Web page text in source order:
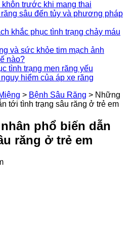
khôn trước khi mang thai
sâu đến tủy và phương pháp
khắc phục tình trạng chảy máu
và sức khỏe tim mạch ảnh
nào?
tình trạng men răng yếu
hiểm của áp xe răng
> Bệnh Sâu Răng > Những
tới tình trạng sâu răng ở trẻ em
phổ biến dẫn
răng ở trẻ em